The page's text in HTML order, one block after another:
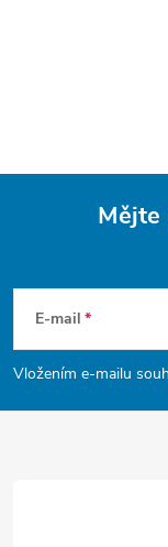
p
Mějte
E-mail
Vložením e-mailu